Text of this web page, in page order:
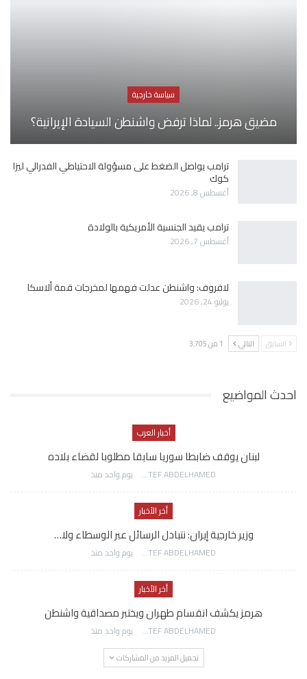
سياسة خارجية
مضيق هرمز.. لماذا ترفض واشنطن السيادة الإيرانية؟
ترامب يواصل الضغط على مسؤولة الاحتياطي الفدرالي ليزا
كوك
أغسطس 8, 2026
ترامب يقيد الجنسية الأمريكية بالولادة
أغسطس 7, 2026
لافروف: واشنطن عدلت فهمها لمخرجات قمة ألاسكا
يوليو 24, 2026
السابق التالي 1 من 3٬705
احدث المواضيع
أخبار العرب
لبنان يوقف ضابطا سوريا سابقا مطلوبا لقضاء بلاده
AWATEF ABDELHAMED يوم واحد منذ
أخر الأخبار
وزير خارجية إيران: نتبادل الرسائل عبر الوسطاء ولا…
AWATEF ABDELHAMED يوم واحد منذ
أخر الأخبار
هرمز يكشف انقسام طهران ويختبر مصداقية واشنطن
AWATEF ABDELHAMED يوم واحد منذ
تحميل المزيد من المشاركات